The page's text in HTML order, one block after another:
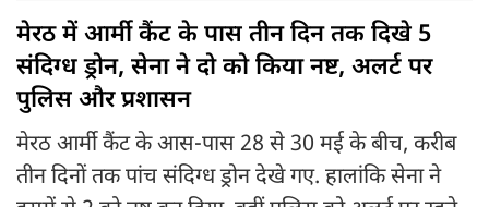
मेरठ में आर्मी कैंट के पास तीन दिन तक दिखे 5
संदिग्ध ड्रोन, सेना ने दो को किया नष्ट, अलर्ट पर
पुलिस और प्रशासन
मेरठ आर्मी कैंट के आस-पास 28 से 30 मई के बीच, करीब
तीन दिनों तक पांच संदिग्ध ड्रोन देखे गए. हालांकि सेना ने